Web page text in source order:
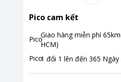
Pico cam kết
Giao hàng miễn phí
HCM)
1 đổi 1 lên đến 365 Ngày